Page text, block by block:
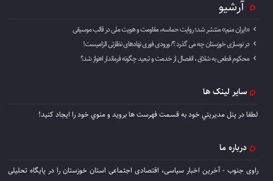
آرشیو
«ایران منم» منتشر شد؛ روایت حماسه، مقاومت و هویت ملی در قالب موسیقی
در نوسازی خوزستان چه می گذرد ؟/ ورودی فوری نهادهای نظارتی الزامیست!
محکوم قطعی به شلاق ، انفصال از خدمت و تبعید چگونه فرماندار اهواز شد؟
سایر لینک ها
لطفا در پنل مديريتي خود به قسمت فهرست ها برويد و منوي خود را ايجاد كنيد!
درباره ما
راوی جنوب - آخرین اخبار سیاسی، اقتصادی اجتماعی استان خوزستان را در پایگاه تحلیلی